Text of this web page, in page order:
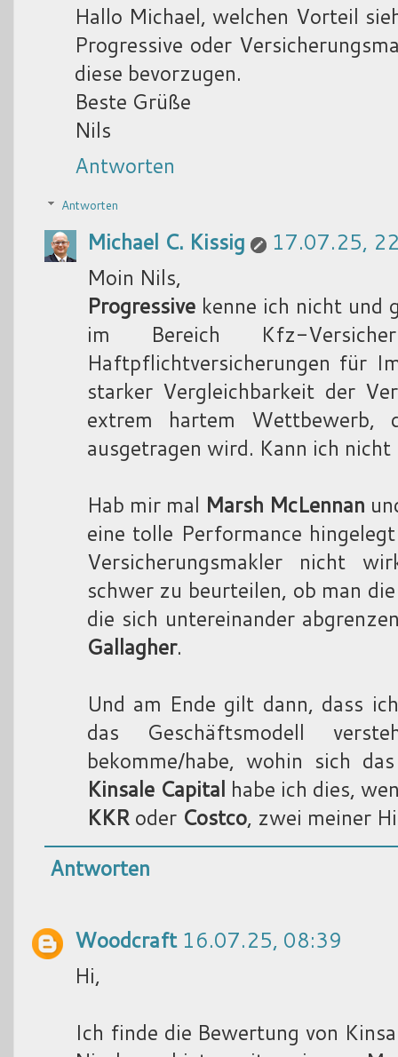
Hallo Michael, welchen Vorteil
Progressive oder
diese bevorzugen.
Beste Grüße
Nils
Antworten
Antworten
Michael C. Kissig
17.07.25,
Moin Nils,
Progressivekenne ich nicht und
im Bereich Kfz-
Haftpflichtversicherungen für
starker Vergleichbarkeit der
extrem hartem
ausgetragen wird. Kann ich
Hab mir mal Marsh McLennan
eine tolle Performance
Versicherungsmakler nicht
schwer zu beurteilen, ob man
die sich untereinander
Gallagher.
Und am Ende gilt dann, dass
das Geschäftsmodell
bekomme/habe, wohin sich
Kinsale Capital habe ich dies,
KKRoder Costco, zwei meiner
Antworten
Woodcraft 16.07.25, 08:39
Hi,
Ich finde die Bewertung von